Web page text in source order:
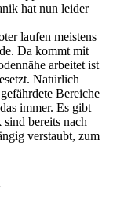
hat nun leider
laufen meistens
Da kommt mit
arbeitet ist
Natürlich
Bereiche
immer. Es gibt
bereits nach
verstaubt, zum